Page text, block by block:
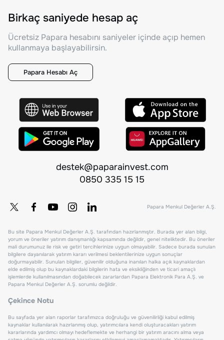
Birkaç saniyede hesap aç
Ücretsiz Papara hesabını saniyeler içinde açıp hemen
kullanmaya başlayabilirsin.
Papara Hesabı Aç
destek@paparainvest.com
0850 335 15 15
Papara Menkul Değerler A.Ş.
Bu site Papara Menkul Değerler A.Ş. tarafından hazırlanmıştır. Burada yer alan bilgi,
yorum ve öneriler yatırım danışmanlığı kapsamında değildir, genel niteliktedir. Bu öneriler
mali durumunuz ile risk ve getiri tercihlerinize uygun olmayabilir. Sadece burada sunulan
bilgilere dayanılarak yatırım kararı verilmesi beklentilerinize uygun sonuçlar
doğurmayabilir. Sunulan bilgiler, güvenilir olduğuna inanılan halka açık kaynaklardan
elde edilmiş olup bu kaynaklardaki bilgilerin hata ve eksikliğinden ve ticari amaçlı
işlemlerde kullanılmasından doğabilecek zararlardan Papara Elektronik Para A.Ş. ve
Papara Menkul Değerler A.Ş. sorumlu değildir.
Çekince Notu
Bu sayfada yer alan raporlar tarafımızca doğruluğu ve güvenilirliği kabul edilmiş
kaynaklar kullanılarak hazırlanmış olup, yatırımcılara kendi oluşturacakları yatırım
kararlarında yardımcı olmayı hedeflemekte ve herhangi bir yatırım aracını alma veya